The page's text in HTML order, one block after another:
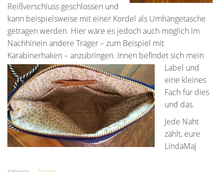
Reißverschluss geschlossen und
kann beispielsweise mit einer Kordel als Umhängetasche
getragen werden. Hier wäre es jedoch auch möglich im
Nachhinein andere Träger – zum Beispiel mit
Karabinerhaken – anzubringen. Innen befindet sich mein
Label und
eine kleines
Fach für dies
und das.
Jede Naht
zählt, eure
LindaMaj